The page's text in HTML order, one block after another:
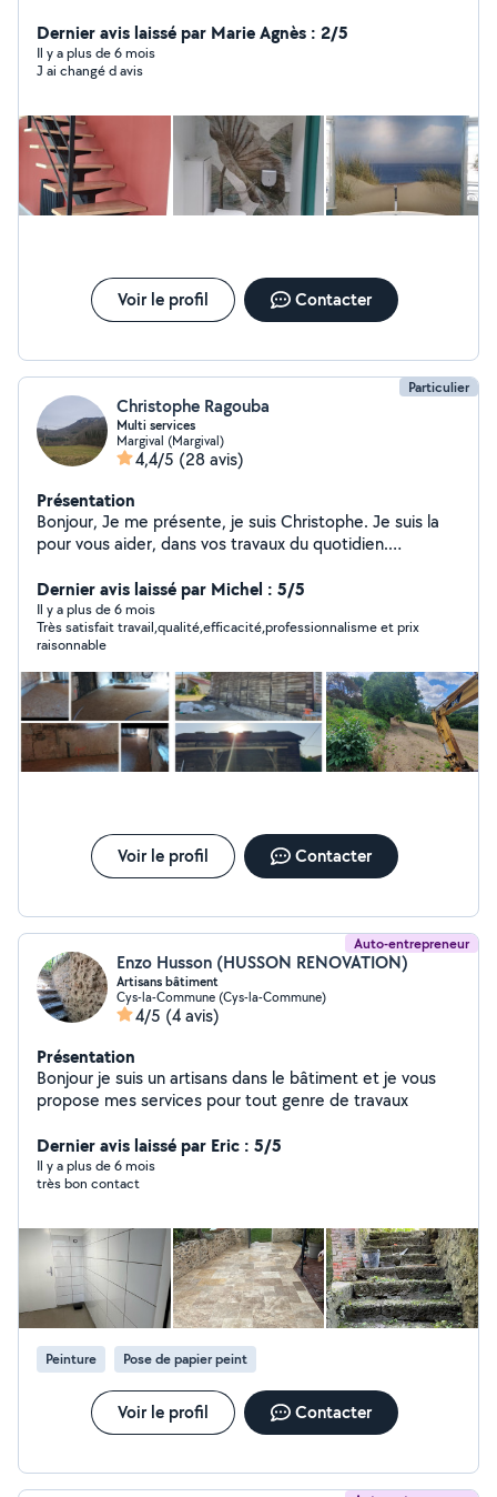
Dernier avis laissé par Marie Agnès : 2/5
Il y a plus de 6 mois
J ai changé d avis
Voir le profil Contacter
Particulier
Christophe Ragouba
Multi services
Margival (Margival)
4,4/5 (28 avis)
Présentation
Bonjour, Je me présente, je suis Christophe. Je suis la
pour vous aider, dans vos travaux du quotidien.
bien du montage d'ampoule, montage de meuble,
livraison, travaux d'aménagement à l'entretien des
espaces Vert. Société réelle, je suis également assurer.
Bien cordialement.
Dernier avis laissé par Michel : 5/5
Il y a plus de 6 mois
Très satisfait travail,qualité,efficacité,professionnalisme et prix
raisonnable
Voir le profil Contacter
Auto-entrepreneur
Enzo Husson (HUSSON RENOVATION)
Artisans bâtiment
Cys-la-Commune (Cys-la-Commune)
4/5 (4 avis)
Présentation
Bonjour je suis un artisans dans le bâtiment et je vous
propose mes services pour tout genre de travaux
Dernier avis laissé par Eric : 5/5
Il y a plus de 6 mois
très bon contact
Peinture Pose de papier peint
Voir le profil Contacter